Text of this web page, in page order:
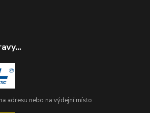
adresu nebo na výdejní místo.